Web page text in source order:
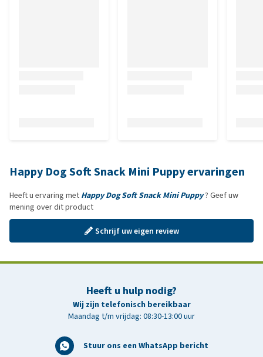
Happy Dog Soft Snack Mini Puppy ervaringen
Heeft u ervaring met Happy Dog Soft Snack Mini Puppy? Geef uw
mening over dit product
Schrijf uw eigen review
Heeft u hulp nodig?
Wij zijn telefonisch bereikbaar
Maandag t/m vrijdag: 08:30-13:00 uur
Stuur ons een WhatsApp bericht